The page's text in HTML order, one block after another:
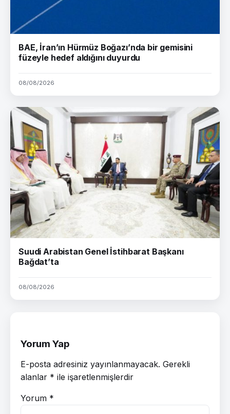
BAE, İran’ın Hürmüz Boğazı’nda bir gemisini
füzeyle hedef aldığını duyurdu
08/08/2026
Suudi Arabistan Genel İstihbarat Başkanı
Bağdat’ta
08/08/2026
Yorum Yap
E-posta adresiniz yayınlanmayacak. Gerekli
alanlar * ile işaretlenmişlerdir
Yorum *